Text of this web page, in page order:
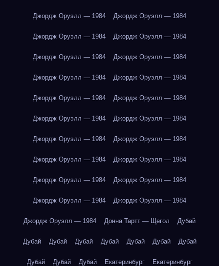
Джордж Оруэлл — 1984 Джордж Оруэлл — 1984
Джордж Оруэлл — 1984 Джордж Оруэлл — 1984
Джордж Оруэлл — 1984 Джордж Оруэлл — 1984
Джордж Оруэлл — 1984 Джордж Оруэлл — 1984
Джордж Оруэлл — 1984 Джордж Оруэлл — 1984
Джордж Оруэлл — 1984 Джордж Оруэлл — 1984
Джордж Оруэлл — 1984 Джордж Оруэлл — 1984
Джордж Оруэлл — 1984 Джордж Оруэлл — 1984
Джордж Оруэлл — 1984 Джордж Оруэлл — 1984
Джордж Оруэлл — 1984 Джордж Оруэлл — 1984
Джордж Оруэлл — 1984 Донна Тартт — Щегол Дубай
Дубай Дубай Дубай Дубай Дубай Дубай Дубай
Дубай Дубай Дубай Екатеринбург Екатеринбург